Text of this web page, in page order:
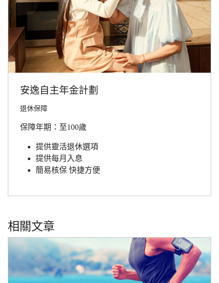
安逸自主年金計劃
退休保障
保障年期：至100歲
提供靈活退休選項
提供每月入息
簡易核保 快捷方便
相關文章